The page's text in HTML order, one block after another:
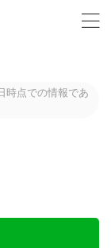
時点での情報であ